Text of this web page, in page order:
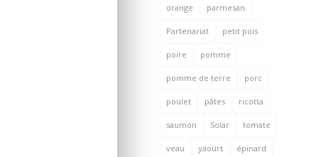
orange parmesan
Partenariat petit pois
poire pomme
pomme de terre porc
poulet pâtes ricotta
saumon Solar tomate
veau yaourt épinard